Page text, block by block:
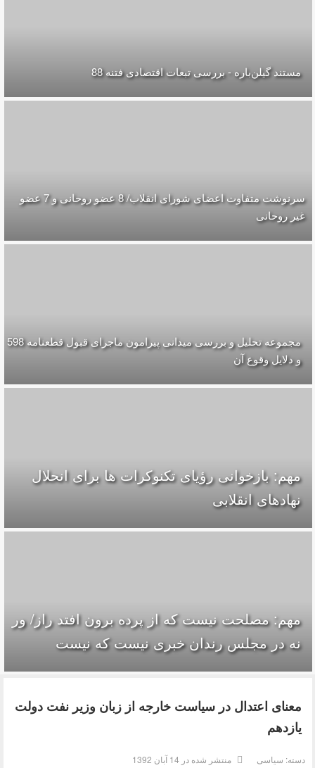
مستند گیلن‌باره - بررسی تبعات اقتصادی فتنه 88
سرنوشت متفاوت اعضای شورای انقلاب/ 8 عضو روحانی و 7 عضو
غیر روحانی
مجموعه تحلیل و بررسی میدانی پیرامون ماجرای قبول قطعنامه 598
و دلایل وقوع آن
مهم: بازخوانی رؤیای تکنوکرات ها برای انحلال
نهادهای انقلابی
مهم: مصلحت نیست که از پرده برون افتد راز/ ور
نه در مجلس رندان خبری نیست که نیست
معنای اعتدال در سیاست خارجه از زبان وزیر نفت دولت
یازدهم
دسته: سیاسی منتشر شده در 14 آبان 1392